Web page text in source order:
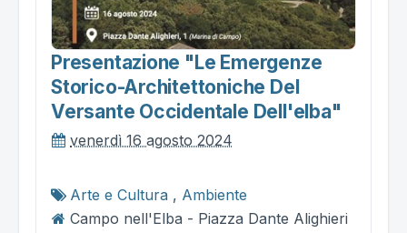
Presentazione "le Emergenze
Storico-Architettoniche Del
Versante Occidentale Dell'elba"
venerdì 16 agosto 2024
Arte e Cultura , Ambiente
Campo nell'Elba - Piazza Dante Alighieri